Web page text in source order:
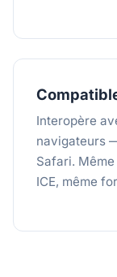
Interopère
navigateurs
Safari.
ICE, même